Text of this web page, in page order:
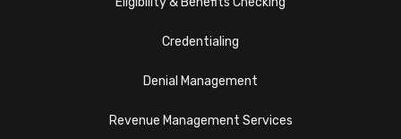
Credentialing
Denial Management
Revenue Management Services